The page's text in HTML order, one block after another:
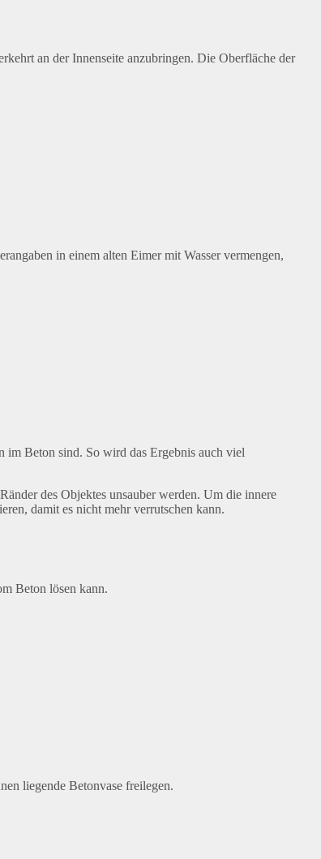
an der Innenseite anzubringen. Die Oberfläche der
in einem alten Eimer mit Wasser vermengen,
im Beton sind. So wird das Ergebnis auch viel
des Objektes unsauber werden. Um die innere
damit es nicht mehr verrutschen kann.
Beton lösen kann.
liegende Betonvase freilegen.